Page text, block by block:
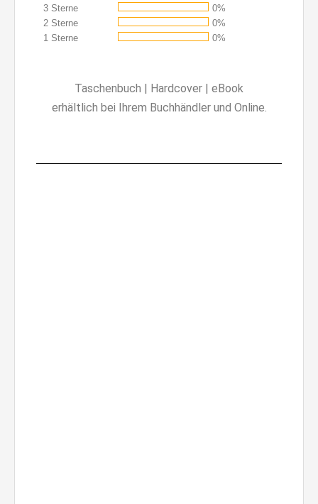
3 Sterne
0%
2 Sterne
0%
1 Sterne
0%
Taschenbuch | Hardcover | eBook
erhältlich bei Ihrem Buchhändler und Online.